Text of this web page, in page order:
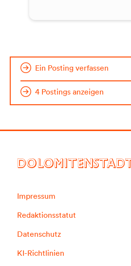
Ein Posting verfassen
4 Postings anzeigen
DOLOMITENSTADT
Impressum
Redaktionsstatut
Datenschutz
KI-Richtlinien